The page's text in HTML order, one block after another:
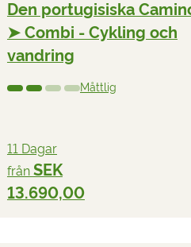
Den portugisiska
➤ Combi - Cykling och
vandring
Måttlig
11 Dagar
från SEK
13.690,00